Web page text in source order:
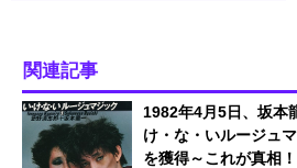
関連記事
1982年4月5日、坂本
け・な・いルージュ
を獲得～これが真相